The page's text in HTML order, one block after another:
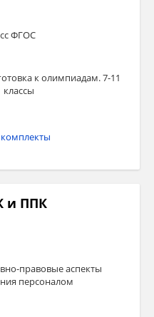
ФГОС
к олимпиадам. 7-11
классы
и ППК
правовые аспекты
персоналом